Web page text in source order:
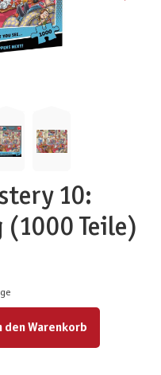
10:
(1000 Teile)
die Schaltflächen um die Anzahl zu
den Warenkorb